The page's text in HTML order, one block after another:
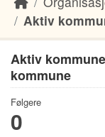
Aktiv
Aktiv
kommune
Følgere
0